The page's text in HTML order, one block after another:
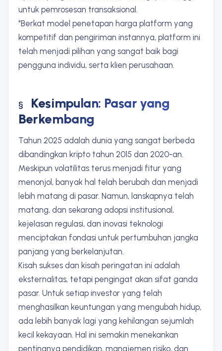
untuk pemrosesan transaksional.
"Berkat model penetapan harga platform yang
kompetitif dan pengiriman instannya, platform ini
telah menjadi pilihan yang sangat baik bagi
pengguna individu, serta klien perusahaan.
Kesimpulan: Pasar yang
Berkembang
Tahun 2025 adalah dunia yang sangat berbeda
dibandingkan kripto tahun 2015 dan 2020-an.
Meskipun volatilitas terus menjadi fitur yang
menonjol, banyak hal telah berubah dan menjadi
lebih matang di pasar. Namun, lanskapnya telah
matang, dan sekarang adopsi institusional,
kejelasan regulasi, dan inovasi teknologi
menciptakan fondasi untuk pertumbuhan jangka
panjang yang berkelanjutan.
Kisah sukses dan kisah peringatan ini adalah
eksternalitas, tetapi pengingat akan sifat ganda
pasar. Untuk setiap investor yang telah
menghasilkan keuntungan yang mengubah hidup,
ada lebih banyak lagi yang kehilangan sejumlah
kecil kekayaan. Hal ini semakin menekankan
pentingnya pendidikan, manajemen risiko, dan